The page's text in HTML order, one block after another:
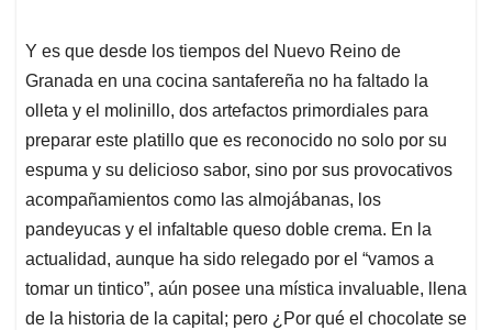
Y es que desde los tiempos del Nuevo Reino de
Granada en una cocina santafereña no ha faltado la
olleta y el molinillo, dos artefactos primordiales para
preparar este platillo que es reconocido no solo por su
espuma y su delicioso sabor, sino por sus provocativos
acompañamientos como las almojábanas, los
pandeyucas y el infaltable queso doble crema. En la
actualidad, aunque ha sido relegado por el “vamos a
tomar un tintico”, aún posee una mística invaluable, llena
de la historia de la capital; pero ¿Por qué el chocolate se